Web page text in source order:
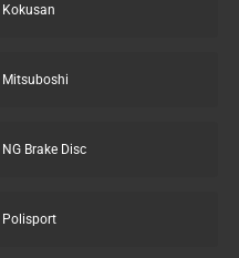
Kokusan
Mitsuboshi
NG Brake Disc
Polisport